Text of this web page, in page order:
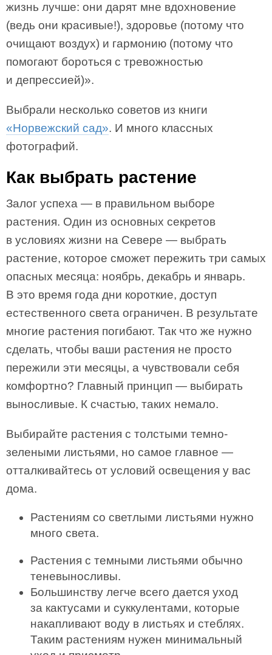
жизнь лучше: они дарят мне вдохновение
(ведь они красивые!), здоровье (потому что
очищают воздух) и гармонию (потому что
помогают бороться с тревожностью
и депрессией)».
Выбрали несколько советов из книги
«Норвежский сад». И много классных
фотографий.
Как выбрать растение
Залог успеха — в правильном выборе
растения. Один из основных секретов
в условиях жизни на Севере — выбрать
растение, которое сможет пережить три самых
опасных месяца: ноябрь, декабрь и январь.
В это время года дни короткие, доступ
естественного света ограничен. В результате
многие растения погибают. Так что же нужно
сделать, чтобы ваши растения не просто
пережили эти месяцы, а чувствовали себя
комфортно? Главный принцип — выбирать
выносливые. К счастью, таких немало.
Выбирайте растения с толстыми темно-
зелеными листьями, но самое главное —
отталкивайтесь от условий освещения у вас
дома.
Растениям со светлыми листьями нужно
много света.
Растения с темными листьями обычно
теневыносливы.
Большинству легче всего дается уход
за кактусами и суккулентами, которые
накапливают воду в листьях и стеблях.
Таким растениям нужен минимальный